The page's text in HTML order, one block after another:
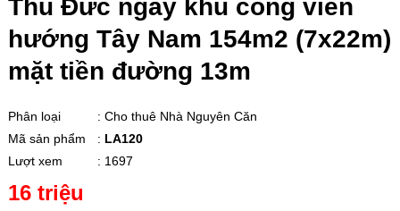
Thủ Đức ngay khu công viên
hướng Tây Nam 154m2 (7x22m)
mặt tiền đường 13m
Phân loại
: Cho thuê Nhà Nguyên Căn
Mã sản phẩm
: LA120
Lượt xem
: 1697
16 triệu